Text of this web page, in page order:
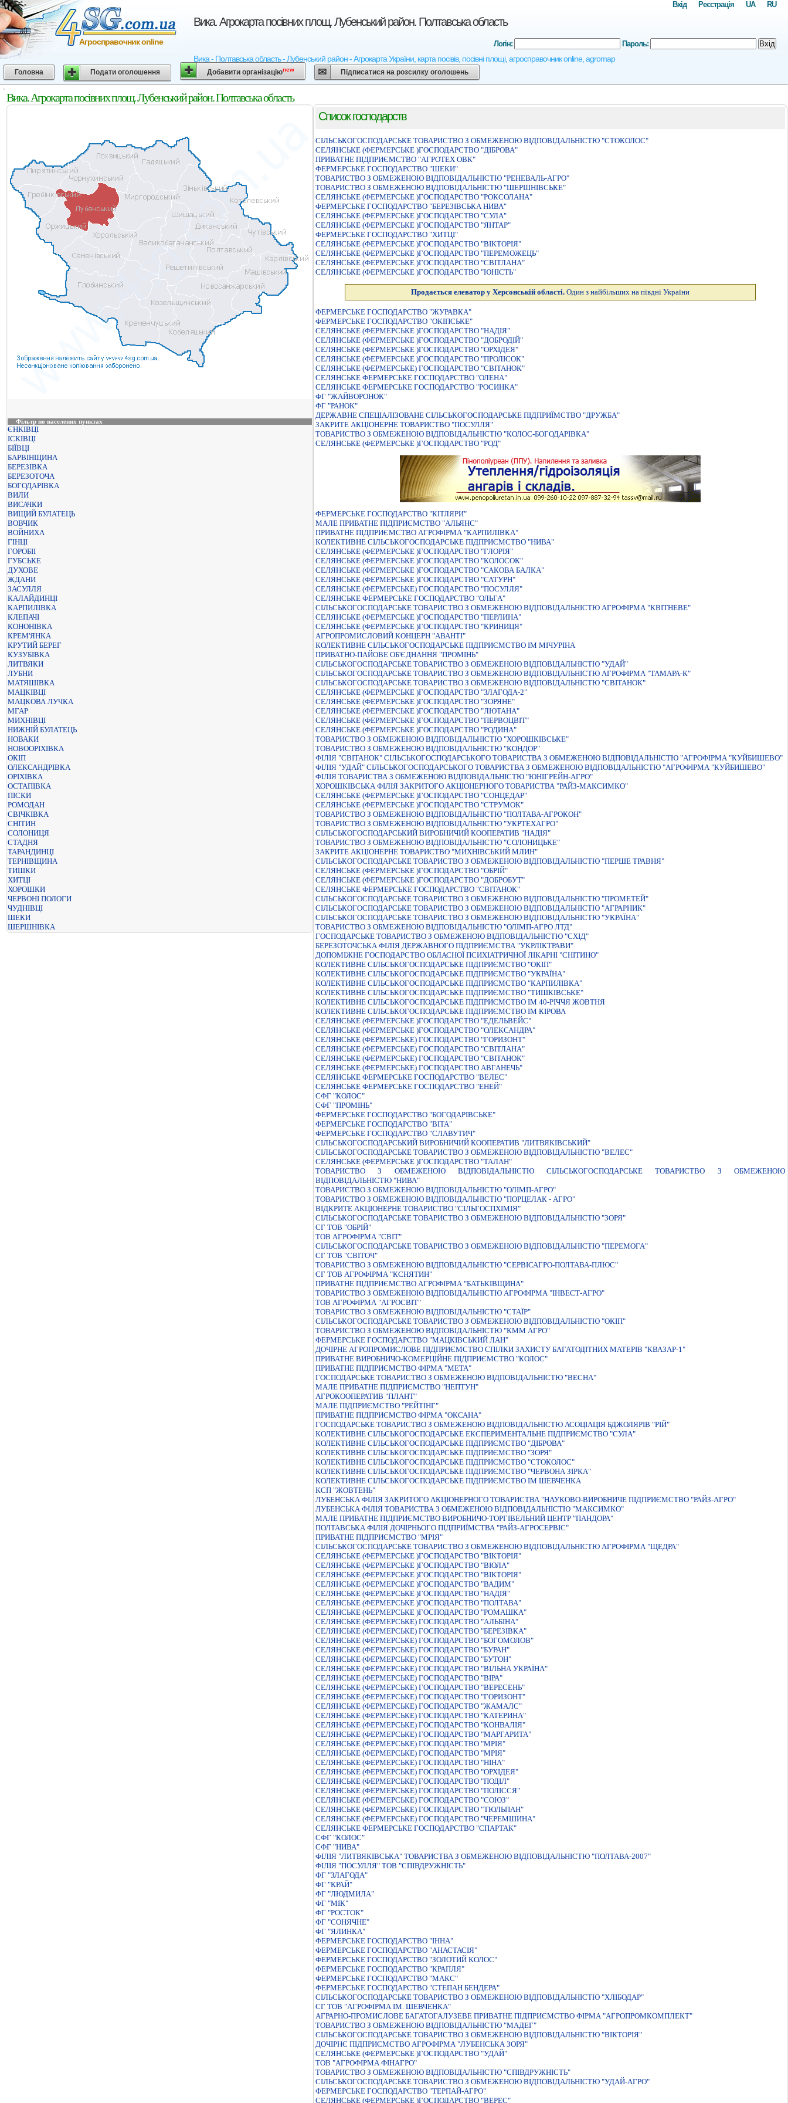
Вика. Агрокарта посівних площ. Лубенський район. Полтавська область
Вика - Полтавська область - Лубенський район - Агрокарта України, карта посівів, посівні площі, агросправочник online, agromap
Агросправочник online
RU
UA
Реєстрація
Вхід
Логін: Пароль: Вхід
Головна Подати оголошення Добавити організаціюnew Підписатися на розсилку оголошень
Вика. Агрокарта посівних площ. Лубенський район. Полтавська область
Фільтр по населених пунктах
ЄНКІВЦІ
ІСКІВЦІ
БІЇВЦІ
БАРВІНЩИНА
БЕРЕЗІВКА
БЕРЕЗОТОЧА
БОГОДАРІВКА
ВИЛИ
ВИСАЧКИ
ВИЩИЙ БУЛАТЕЦЬ
ВОВЧИК
ВОЙНИХА
ГІНЦІ
ГОРОБІІ
ГУБСЬКЕ
ДУХОВЕ
ЖДАНИ
ЗАСУЛЛЯ
КАЛАЙДИНЦІ
КАРПИЛІВКА
КЛЕПАЧІ
КОНОНІВКА
КРЕМ'ЯНКА
КРУТИЙ БЕРЕГ
КУЗУБІВКА
ЛИТВЯКИ
ЛУБНИ
МАТЯШІВКА
МАЦКІВЦІ
МАЦКОВА ЛУЧКА
МГАР
МИХНІВЦІ
НИЖНІЙ БУЛАТЕЦЬ
НОВАКИ
НОВООРІХІВКА
ОКІП
ОЛЕКСАНДРІВКА
ОРІХІВКА
ОСТАПІВКА
ПІСКИ
РОМОДАН
СВІЧКІВКА
СНІТИН
СОЛОНИЦЯ
СТАДНЯ
ТАРАНДИНЦІ
ТЕРНІВЩИНА
ТИШКИ
ХИТЦІ
ХОРОШКИ
ЧЕРВОНІ ПОЛОГИ
ЧУДНІВЦІ
ШЕКИ
ШЕРШНІВКА
Список господарств
СIЛЬСЬКОГОСПОДАРСЬКЕ ТОВАРИСТВО З ОБМЕЖЕНОЮ ВIДПОВIДАЛЬНIСТЮ "СТОКОЛОС"
СЕЛЯНСЬКЕ (ФЕРМЕРСЬКЕ )ГОСПОДАРСТВО "ДIБРОВА"
ПРИВАТНЕ ПIДПРИЄМСТВО "АГРОТЕХ ОВК"
ФЕРМЕРСЬКЕ ГОСПОДАРСТВО "ШЕКИ"
ТОВАРИСТВО З ОБМЕЖЕНОЮ ВIДПОВIДАЛЬНIСТЮ "РЕНЕВАЛЬ-АГРО"
ТОВАРИСТВО З ОБМЕЖЕНОЮ ВIДПОВIДАЛЬНIСТЮ "ШЕРШНIВСЬКЕ"
СЕЛЯНСЬКЕ (ФЕРМЕРСЬКЕ )ГОСПОДАРСТВО "РОКСОЛАНА"
ФЕРМЕРСЬКЕ ГОСПОДАРСТВО "БЕРЕЗIВСЬКА НИВА"
СЕЛЯНСЬКЕ (ФЕРМЕРСЬКЕ )ГОСПОДАРСТВО "СУЛА"
СЕЛЯНСЬКЕ (ФЕРМЕРСЬКЕ )ГОСПОДАРСТВО "ЯНТАР"
ФЕРМЕРСЬКЕ ГОСПОДАРСТВО "ХИТЦI"
СЕЛЯНСЬКЕ (ФЕРМЕРСЬКЕ )ГОСПОДАРСТВО "ВIКТОРIЯ"
СЕЛЯНСЬКЕ (ФЕРМЕРСЬКЕ )ГОСПОДАРСТВО "ПЕРЕМОЖЕЦЬ"
СЕЛЯНСЬКЕ (ФЕРМЕРСЬКЕ )ГОСПОДАРСТВО "СВIТЛАНА"
СЕЛЯНСЬКЕ (ФЕРМЕРСЬКЕ )ГОСПОДАРСТВО "ЮНIСТЬ"
Продається елеватор у Херсонській області. Один з найбільших на півдні України
ФЕРМЕРСЬКЕ ГОСПОДАРСТВО "ЖУРАВКА"
ФЕРМЕРСЬКЕ ГОСПОДАРСТВО "ОКІПСЬКЕ"
СЕЛЯНСЬКЕ (ФЕРМЕРСЬКЕ )ГОСПОДАРСТВО "НАДIЯ"
СЕЛЯНСЬКЕ (ФЕРМЕРСЬКЕ )ГОСПОДАРСТВО "ДОБРОДIЙ"
СЕЛЯНСЬКЕ (ФЕРМЕРСЬКЕ )ГОСПОДАРСТВО "ОРХIДЕЯ"
СЕЛЯНСЬКЕ (ФЕРМЕРСЬКЕ )ГОСПОДАРСТВО "ПРОЛIСОК"
СЕЛЯНСЬКЕ (ФЕРМЕРСЬКЕ) ГОСПОДАРСТВО "СВIТАНОК"
СЕЛЯНСЬКЕ ФЕРМЕРСЬКЕ ГОСПОДАРСТВО "ОЛЕНА"
СЕЛЯНСЬКЕ ФЕРМЕРСЬКЕ ГОСПОДАРСТВО "РОСИНКА"
ФГ "ЖАЙВОРОНОК"
ФГ "РАНОК"
ДЕРЖАВНЕ СПЕЦIАЛIЗОВАНЕ СIЛЬСЬКОГОСПОДАРСЬКЕ ПIДПРИЇМСТВО "ДРУЖБА"
ЗАКРИТЕ АКЦIОНЕРНЕ ТОВАРИСТВО "ПОСУЛЛЯ"
ТОВАРИСТВО З ОБМЕЖЕНОЮ ВIДПОВIДАЛЬНIСТЮ "КОЛОС-БОГОДАРIВКА"
СЕЛЯНСЬКЕ (ФЕРМЕРСЬКЕ )ГОСПОДАРСТВО "РОД"
ФЕРМЕРСЬКЕ ГОСПОДАРСТВО "КІТЛЯРИ"
МАЛЕ ПРИВАТНЕ ПIДПРИЄМСТВО "АЛЬЯНС"
ПРИВАТНЕ ПІДПРИЄМСТВО АГРОФІРМА "КАРПИЛІВКА"
КОЛЕКТИВНЕ СІЛЬСЬКОГОСПОДАРСЬКЕ ПІДПРИЄМСТВО "НИВА"
СЕЛЯНСЬКЕ (ФЕРМЕРСЬКЕ )ГОСПОДАРСТВО "ГЛОРIЯ"
СЕЛЯНСЬКЕ (ФЕРМЕРСЬКЕ )ГОСПОДАРСТВО "КОЛОСОК"
СЕЛЯНСЬКЕ (ФЕРМЕРСЬКЕ )ГОСПОДАРСТВО "САКОВА БАЛКА"
СЕЛЯНСЬКЕ (ФЕРМЕРСЬКЕ )ГОСПОДАРСТВО "САТУРН"
СЕЛЯНСЬКЕ (ФЕРМЕРСЬКЕ) ГОСПОДАРСТВО "ПОСУЛЛЯ"
СЕЛЯНСЬКЕ ФЕРМЕРСЬКЕ ГОСПОДАРСТВО "ОЛЬГА"
СIЛЬСЬКОГОСПОДАРСЬКЕ ТОВАРИСТВО З ОБМЕЖЕНОЮ ВIДПОВIДАЛЬНIСТЮ АГРОФIРМА "КВIТНЕВЕ"
СЕЛЯНСЬКЕ (ФЕРМЕРСЬКЕ )ГОСПОДАРСТВО "ПЕРЛИНА"
СЕЛЯНСЬКЕ (ФЕРМЕРСЬКЕ )ГОСПОДАРСТВО "КРИНИЦЯ"
АГРОПРОМИСЛОВИЙ КОНЦЕРН "АВАНТI"
КОЛЕКТИВНЕ СIЛЬСЬКОГОСПОДАРСЬКЕ ПIДПРИЄМСТВО IМ МIЧУРIНА
ПРИВАТНО-ПАЙОВЕ ОБ'ЄДНАННЯ "ПРОМIНЬ"
СIЛЬСЬКОГОСПОДАРСЬКЕ ТОВАРИСТВО З ОБМЕЖЕНОЮ ВIДПОВIДАЛЬНIСТЮ "УДАЙ"
СIЛЬСЬКОГОСПОДАРСЬКЕ ТОВАРИСТВО З ОБМЕЖЕНОЮ ВIДПОВIДАЛЬНIСТЮ АГРОФIРМА "ТАМАРА-К"
СІЛЬСЬКОГОСПОДАРСЬКЕ ТОВАРИСТВО З ОБМЕЖЕНОЮ ВІДПОВІДАЛЬНІСТЮ "СВІТАНОК"
СЕЛЯНСЬКЕ (ФЕРМЕРСЬКЕ )ГОСПОДАРСТВО "ЗЛАГОДА-2"
СЕЛЯНСЬКЕ (ФЕРМЕРСЬКЕ )ГОСПОДАРСТВО "ЗОРЯНЕ"
СЕЛЯНСЬКЕ (ФЕРМЕРСЬКЕ )ГОСПОДАРСТВО "ЛЮТАНА"
СЕЛЯНСЬКЕ (ФЕРМЕРСЬКЕ )ГОСПОДАРСТВО "ПЕРВОЦВIТ"
СЕЛЯНСЬКЕ (ФЕРМЕРСЬКЕ )ГОСПОДАРСТВО "РОДИНА"
ТОВАРИСТВО З ОБМЕЖЕНОЮ ВIДПОВIДАЛЬНIСТЮ "ХОРОШКIВСЬКЕ"
ТОВАРИСТВО З ОБМЕЖЕНОЮ ВІДПОВІДАЛЬНІСТЮ "КОНДОР"
ФIЛIЯ "СВIТАНОК" СIЛЬСЬКОГОСПОДАРСЬКОГО ТОВАРИСТВА З ОБМЕЖЕНОЮ ВIДПОВIДАЛЬНIСТЮ "АГРОФIРМА "КУЙБИШЕВО"
ФIЛIЯ "УДАЙ" СIЛЬСЬКОГОСПОДАРСЬКОГО ТОВАРИСТВА З ОБМЕЖЕНОЮ ВIДПОВIДАЛЬНIСТЮ "АГРОФIРМА "КУЙБИШЕВО"
ФIЛIЯ ТОВАРИСТВА З ОБМЕЖЕНОЮ ВIДПОВIДАЛЬНIСТЮ "ЮНIГРЕЙН-АГРО"
ХОРОШКIВСЬКА ФIЛIЯ ЗАКРИТОГО АКЦIОНЕРНОГО ТОВАРИСТВА "РАЙЗ-МАКСИМКО"
СЕЛЯНСЬКЕ (ФЕРМЕРСЬКЕ )ГОСПОДАРСТВО "СОНЦЕДАР"
СЕЛЯНСЬКЕ (ФЕРМЕРСЬКЕ )ГОСПОДАРСТВО "СТРУМОК"
ТОВАРИСТВО З ОБМЕЖЕНОЮ ВIДПОВIДАЛЬНIСТЮ "ПОЛТАВА-АГРОКОН"
ТОВАРИСТВО З ОБМЕЖЕНОЮ ВIДПОВIДАЛЬНIСТЮ "УКРТЕХАГРО"
СIЛЬСЬКОГОСПОДАРСЬКИЙ ВИРОБНИЧИЙ КООПЕРАТИВ "НАДIЯ"
ТОВАРИСТВО З ОБМЕЖЕНОЮ ВІДПОВІДАЛЬНІСТЮ "СОЛОНИЦЬКЕ"
ЗАКРИТЕ АКЦIОНЕРНЕ ТОВАРИСТВО "МИХНIВСЬКИЙ МЛИН"
СIЛЬСЬКОГОСПОДАРСЬКЕ ТОВАРИСТВО З ОБМЕЖЕНОЮ ВIДПОВIДАЛЬНIСТЮ "ПЕРШЕ ТРАВНЯ"
СЕЛЯНСЬКЕ (ФЕРМЕРСЬКЕ )ГОСПОДАРСТВО "ОБРIЙ"
СЕЛЯНСЬКЕ (ФЕРМЕРСЬКЕ )ГОСПОДАРСТВО "ДОБРОБУТ"
СЕЛЯНСЬКЕ ФЕРМЕРСЬКЕ ГОСПОДАРСТВО "СВIТАНОК"
СIЛЬСЬКОГОСПОДАРСЬКЕ ТОВАРИСТВО З ОБМЕЖЕНОЮ ВIДПОВIДАЛЬНIСТЮ "ПРОМЕТЕЙ"
СІЛЬСЬКОГОСПОДАРСЬКЕ ТОВАРИСТВО З ОБМЕЖЕНОЮ ВІДПОВІДАЛЬНІСТЮ "АГРАРНИК"
СIЛЬСЬКОГОСПОДАРСЬКЕ ТОВАРИСТВО З ОБМЕЖЕНОЮ ВIДПОВIДАЛЬНIСТЮ "УКРАЇНА"
ТОВАРИСТВО З ОБМЕЖЕНОЮ ВIДПОВIДАЛЬНIСТЮ "ОЛIМП-АГРО ЛТД"
ГОСПОДАРСЬКЕ ТОВАРИСТВО З ОБМЕЖЕНОЮ ВIДПОВIДАЛЬНIСТЮ "СХIД"
БЕРЕЗОТОЧСЬКА ФІЛІЯ ДЕРЖАВНОГО ПІДПРИЄМСТВА "УКРЛІКТРАВИ"
ДОПОМІЖНЕ ГОСПОДАРСТВО ОБЛАСНОЇ ПСИХІАТРИЧНОЇ ЛІКАРНІ "СНІТИНО"
КОЛЕКТИВНЕ СIЛЬСЬКОГОСПОДАРСЬКЕ ПIДПРИЄМСТВО "ОКIП"
КОЛЕКТИВНЕ СIЛЬСЬКОГОСПОДАРСЬКЕ ПIДПРИЄМСТВО "УКРАЇНА"
КОЛЕКТИВНЕ СІЛЬСЬКОГОСПОДАРСЬКЕ ПІДПРИЄМСТВО "КАРПИЛІВКА"
КОЛЕКТИВНЕ СІЛЬСЬКОГОСПОДАРСЬКЕ ПІДПРИЄМСТВО "ТИШКІВСЬКЕ"
КОЛЕКТИВНЕ СІЛЬСЬКОГОСПОДАРСЬКЕ ПІДПРИЄМСТВО ІМ 40-РІЧЧЯ ЖОВТНЯ
КОЛЕКТИВНЕ СІЛЬСЬКОГОСПОДАРСЬКЕ ПІДПРИЄМСТВО ІМ КІРОВА
СЕЛЯНСЬКЕ (ФЕРМЕРСЬКЕ )ГОСПОДАРСТВО "ЕДЕЛЬВЕЙС"
СЕЛЯНСЬКЕ (ФЕРМЕРСЬКЕ )ГОСПОДАРСТВО "ОЛЕКСАНДРА"
СЕЛЯНСЬКЕ (ФЕРМЕРСЬКЕ) ГОСПОДАРСТВО "ГОРИЗОНТ"
СЕЛЯНСЬКЕ (ФЕРМЕРСЬКЕ) ГОСПОДАРСТВО "СВIТЛАНА"
СЕЛЯНСЬКЕ (ФЕРМЕРСЬКЕ) ГОСПОДАРСТВО "СВІТАНОК"
СЕЛЯНСЬКЕ (ФЕРМЕРСЬКЕ) ГОСПОДАРСТВО АВГАНЕЧЬ"
СЕЛЯНСЬКЕ ФЕРМЕРСЬКЕ ГОСПОДАРСТВО "ВЕЛЕС"
СЕЛЯНСЬКЕ ФЕРМЕРСЬКЕ ГОСПОДАРСТВО "ЕНЕЙ"
СФГ "КОЛОС"
СФГ "ПРОМІНЬ"
ФЕРМЕРСЬКЕ ГОСПОДАРСТВО "БОГОДАРIВСЬКЕ"
ФЕРМЕРСЬКЕ ГОСПОДАРСТВО "ВIТА"
ФЕРМЕРСЬКЕ ГОСПОДАРСТВО "СЛАВУТИЧ"
СІЛЬСЬКОГОСПОДАРСЬКИЙ ВИРОБНИЧИЙ КООПЕРАТИВ "ЛИТВЯКІВСЬКИЙ"
СIЛЬСЬКОГОСПОДАРСЬКЕ ТОВАРИСТВО З ОБМЕЖЕНОЮ ВIДПОВIДАЛЬНIСТЮ "ВЕЛЕС"
СЕЛЯНСЬКЕ (ФЕРМЕРСЬКЕ )ГОСПОДАРСТВО "ТАЛАН"
ТОВАРИСТВО З ОБМЕЖЕНОЮ ВIДПОВIДАЛЬНIСТЮ СIЛЬСЬКОГОСПОДАРСЬКЕ ТОВАРИСТВО З ОБМЕЖЕНОЮ
ВIДПОВIДАЛЬНIСТЮ "НИВА"
ТОВАРИСТВО З ОБМЕЖЕНОЮ ВIДПОВIДАЛЬНIСТЮ "ОЛIМП-АГРО"
ТОВАРИСТВО З ОБМЕЖЕНОЮ ВIДПОВIДАЛЬНIСТЮ "ПОРЦЕЛАК - АГРО"
ВIДКРИТЕ АКЦIОНЕРНЕ ТОВАРИСТВО "СIЛЬГОСПХIМIЯ"
СIЛЬСЬКОГОСПОДАРСЬКЕ ТОВАРИСТВО З ОБМЕЖЕНОЮ ВIДПОВIДАЛЬНIСТЮ "ЗОРЯ"
СГ ТОВ "ОБРІЙ"
ТОВ АГРОФІРМА "СВІТ"
СІЛЬСЬКОГОСПОДАРСЬКЕ ТОВАРИСТВО З ОБМЕЖЕНОЮ ВІДПОВІДАЛЬНІСТЮ "ПЕРЕМОГА"
СГ ТОВ "СВІТОЧ"
ТОВАРИСТВО З ОБМЕЖЕНОЮ ВIДПОВIДАЛЬНIСТЮ "СЕРВIСАГРО-ПОЛТАВА-ПЛЮС"
СГ ТОВ АГРОФІРМА "КСНЯТИН"
ПРИВАТНЕ ПІДПРИЄМСТВО АГРОФІРМА "БАТЬКІВЩИНА"
ТОВАРИСТВО З ОБМЕЖЕНОЮ ВIДПОВIДАЛЬНIСТЮ АГРОФIРМА "IНВЕСТ-АГРО"
ТОВ АГРОФІРМА "АГРОСВІТ"
ТОВАРИСТВО З ОБМЕЖЕНОЮ ВIДПОВIДАЛЬНIСТЮ "СТАЇР"
СIЛЬСЬКОГОСПОДАРСЬКЕ ТОВАРИСТВО З ОБМЕЖЕНОЮ ВIДПОВIДАЛЬНIСТЮ "ОКIП"
ТОВАРИСТВО З ОБМЕЖЕНОЮ ВIДПОВIДАЛЬНIСТЮ "КММ АГРО"
ФЕРМЕРСЬКЕ ГОСПОДАРСТВО "МАЦКIВСЬКИЙ ЛАН"
ДОЧІРНЕ АГРОПРОМИСЛОВЕ ПІДПРИЄМСТВО СПІЛКИ ЗАХИСТУ БАГАТОДІТНИХ МАТЕРІВ "КВАЗАР-1"
ПРИВАТНЕ ВИРОБНИЧО-КОМЕРЦІЙНЕ ПІДПРИЄМСТВО "КОЛОС"
ПРИВАТНЕ ПІДПРИЄМСТВО ФІРМА "МЕТА"
ГОСПОДАРСЬКЕ ТОВАРИСТВО З ОБМЕЖЕНОЮ ВIДПОВIДАЛЬНIСТЮ "ВЕСНА"
МАЛЕ ПРИВАТНЕ ПIДПРИЄМСТВО "НЕПТУН"
АГРОКООПЕРАТИВ "ПЛАНТ"
МАЛЕ ПIДПРИЄМСТВО "РЕЙТIНГ"
ПРИВАТНЕ ПІДПРИЄМСТВО ФІРМА "ОКСАНА"
ГОСПОДАРСЬКЕ ТОВАРИСТВО З ОБМЕЖЕНОЮ ВIДПОВIДАЛЬНIСТЮ АСОЦIАЦIЯ БДЖОЛЯРIВ "РIЙ"
КОЛЕКТИВНЕ СIЛЬСЬКОГОСПОДАРСЬКЕ ЕКСПЕРИМЕНТАЛЬНЕ ПIДПРИЄМСТВО "СУЛА"
КОЛЕКТИВНЕ СIЛЬСЬКОГОСПОДАРСЬКЕ ПIДПРИЄМСТВО "ДIБРОВА"
КОЛЕКТИВНЕ СІЛЬСЬКОГОСПОДАРСЬКЕ ПІДПРИЄМСТВО "ЗОРЯ"
КОЛЕКТИВНЕ СІЛЬСЬКОГОСПОДАРСЬКЕ ПІДПРИЄМСТВО "СТОКОЛОС"
КОЛЕКТИВНЕ СІЛЬСЬКОГОСПОДАРСЬКЕ ПІДПРИЄМСТВО "ЧЕРВОНА ЗІРКА"
КОЛЕКТИВНЕ СІЛЬСЬКОГОСПОДАРСЬКЕ ПІДПРИЄМСТВО ІМ ШЕВЧЕНКА
КСП "ЖОВТЕНЬ"
ЛУБЕНСЬКА ФIЛIЯ ЗАКРИТОГО АКЦIОНЕРНОГО ТОВАРИСТВА "НАУКОВО-ВИРОБНИЧЕ ПIДПРИЄМСТВО "РАЙЗ-АГРО"
ЛУБЕНСЬКА ФIЛIЯ ТОВАРИСТВА З ОБМЕЖЕНОЮ ВIДПОВIДАЛЬНIСТЮ "МАКСИМКО"
МАЛЕ ПРИВАТНЕ ПIДПРИЄМСТВО ВИРОБНИЧО-ТОРГIВЕЛЬНИЙ ЦЕНТР "ПАНДОРА"
ПОЛТАВСЬКА ФIЛIЯ ДОЧIРНЬОГО ПIДПРИЇМСТВА "РАЙЗ-АГРОСЕРВIС"
ПРИВАТНЕ ПIДПРИЄМСТВО "МРIЯ"
СIЛЬСЬКОГОСПОДАРСЬКЕ ТОВАРИСТВО З ОБМЕЖЕНОЮ ВIДПОВIДАЛЬНIСТЮ АГРОФIРМА "ЩЕДРА"
СЕЛЯНСЬКЕ (ФЕРМЕРСЬКЕ )ГОСПОДАРСТВО "ВIКТОРIЯ"
СЕЛЯНСЬКЕ (ФЕРМЕРСЬКЕ )ГОСПОДАРСТВО "ВIОЛА"
СЕЛЯНСЬКЕ (ФЕРМЕРСЬКЕ )ГОСПОДАРСТВО "ВІКТОРІЯ"
СЕЛЯНСЬКЕ (ФЕРМЕРСЬКЕ )ГОСПОДАРСТВО "ВАДИМ"
СЕЛЯНСЬКЕ (ФЕРМЕРСЬКЕ )ГОСПОДАРСТВО "НАДIЯ"
СЕЛЯНСЬКЕ (ФЕРМЕРСЬКЕ )ГОСПОДАРСТВО "ПОЛТАВА"
СЕЛЯНСЬКЕ (ФЕРМЕРСЬКЕ )ГОСПОДАРСТВО "РОМАШКА"
СЕЛЯНСЬКЕ (ФЕРМЕРСЬКЕ) ГОСПОДАРСТВО "АЛЬБIНА"
СЕЛЯНСЬКЕ (ФЕРМЕРСЬКЕ) ГОСПОДАРСТВО "БЕРЕЗІВКА"
СЕЛЯНСЬКЕ (ФЕРМЕРСЬКЕ) ГОСПОДАРСТВО "БОГОМОЛОВ"
СЕЛЯНСЬКЕ (ФЕРМЕРСЬКЕ) ГОСПОДАРСТВО "БУРАН"
СЕЛЯНСЬКЕ (ФЕРМЕРСЬКЕ) ГОСПОДАРСТВО "БУТОН"
СЕЛЯНСЬКЕ (ФЕРМЕРСЬКЕ) ГОСПОДАРСТВО "ВIЛЬНА УКРАЇНА"
СЕЛЯНСЬКЕ (ФЕРМЕРСЬКЕ) ГОСПОДАРСТВО "ВIРА"
СЕЛЯНСЬКЕ (ФЕРМЕРСЬКЕ) ГОСПОДАРСТВО "ВЕРЕСЕНЬ"
СЕЛЯНСЬКЕ (ФЕРМЕРСЬКЕ) ГОСПОДАРСТВО "ГОРИЗОНТ"
СЕЛЯНСЬКЕ (ФЕРМЕРСЬКЕ) ГОСПОДАРСТВО "ЖАМАЛС"
СЕЛЯНСЬКЕ (ФЕРМЕРСЬКЕ) ГОСПОДАРСТВО "КАТЕРИНА"
СЕЛЯНСЬКЕ (ФЕРМЕРСЬКЕ) ГОСПОДАРСТВО "КОНВАЛІЯ"
СЕЛЯНСЬКЕ (ФЕРМЕРСЬКЕ) ГОСПОДАРСТВО "МАРГАРИТА"
СЕЛЯНСЬКЕ (ФЕРМЕРСЬКЕ) ГОСПОДАРСТВО "МРIЯ"
СЕЛЯНСЬКЕ (ФЕРМЕРСЬКЕ) ГОСПОДАРСТВО "МРIЯ"
СЕЛЯНСЬКЕ (ФЕРМЕРСЬКЕ) ГОСПОДАРСТВО "НIНА"
СЕЛЯНСЬКЕ (ФЕРМЕРСЬКЕ) ГОСПОДАРСТВО "ОРХIДЕЯ"
СЕЛЯНСЬКЕ (ФЕРМЕРСЬКЕ) ГОСПОДАРСТВО "ПОДIЛ"
СЕЛЯНСЬКЕ (ФЕРМЕРСЬКЕ) ГОСПОДАРСТВО "ПОЛIССЯ"
СЕЛЯНСЬКЕ (ФЕРМЕРСЬКЕ) ГОСПОДАРСТВО "СОЮЗ"
СЕЛЯНСЬКЕ (ФЕРМЕРСЬКЕ) ГОСПОДАРСТВО "ТЮЛЬПАН"
СЕЛЯНСЬКЕ (ФЕРМЕРСЬКЕ) ГОСПОДАРСТВО "ЧЕРЕМШИНА"
СЕЛЯНСЬКЕ ФЕРМЕРСЬКЕ ГОСПОДАРСТВО "СПАРТАК"
СФГ "КОЛОС"
СФГ "НИВА"
ФIЛIЯ "ЛИТВЯКIВСЬКА" ТОВАРИСТВА З ОБМЕЖЕНОЮ ВIДПОВIДАЛЬНIСТЮ "ПОЛТАВА-2007"
ФІЛІЯ "ПОСУЛЛЯ" ТОВ "СПІВДРУЖНІСТЬ"
ФГ "ЗЛАГОДА"
ФГ "КРАЙ"
ФГ "ЛЮДМИЛА"
ФГ "МІК"
ФГ "РОСТОК"
ФГ "СОНЯЧНЕ"
ФГ "ЯЛИНКА"
ФЕРМЕРСЬКЕ ГОСПОДАРСТВО "IННА"
ФЕРМЕРСЬКЕ ГОСПОДАРСТВО "АНАСТАСIЯ"
ФЕРМЕРСЬКЕ ГОСПОДАРСТВО "ЗОЛОТИЙ КОЛОС"
ФЕРМЕРСЬКЕ ГОСПОДАРСТВО "КРАПЛЯ"
ФЕРМЕРСЬКЕ ГОСПОДАРСТВО "МАКС"
ФЕРМЕРСЬКЕ ГОСПОДАРСТВО "СТЕПАН БЕНДЕРА"
СІЛЬСЬКОГОСПОДАРСЬКЕ ТОВАРИСТВО З ОБМЕЖЕНОЮ ВІДПОВІДАЛЬНІСТЮ "ХЛІБОДАР"
СГ ТОВ "АГРОФІРМА ІМ. ШЕВЧЕНКА"
АГРАРНО-ПРОМИСЛОВЕ БАГАТОГАЛУЗЕВЕ ПРИВАТНЕ ПIДПРИЄМСТВО ФIРМА "АГРОПРОМКОМПЛЕКТ"
ТОВАРИСТВО З ОБМЕЖЕНОЮ ВIДПОВIДАЛЬНIСТЮ "МАДЕГ"
СІЛЬСЬКОГОСПОДАРСЬКЕ ТОВАРИСТВО З ОБМЕЖЕНОЮ ВІДПОВІДАЛЬНІСТЮ "ВІКТОРІЯ"
ДОЧIРНЄ ПIДПРИЄМСТВО АГРОФIРМА "ЛУБЕНСЬКА ЗОРЯ"
СЕЛЯНСЬКЕ (ФЕРМЕРСЬКЕ )ГОСПОДАРСТВО "УДАЙ"
ТОВ "АГРОФІРМА ФІНАГРО"
ТОВАРИСТВО З ОБМЕЖЕНОЮ ВIДПОВIДАЛЬНIСТЮ "СПIВДРУЖНIСТЬ"
СIЛЬСЬКОГОСПОДАРСЬКЕ ТОВАРИСТВО З ОБМЕЖЕНОЮ ВIДПОВIДАЛЬНIСТЮ "УДАЙ-АГРО"
ФЕРМЕРСЬКЕ ГОСПОДАРСТВО "ТЕРПАЙ-АГРО"
СЕЛЯНСЬКЕ (ФЕРМЕРСЬКЕ )ГОСПОДАРСТВО "ВЕРЕС"